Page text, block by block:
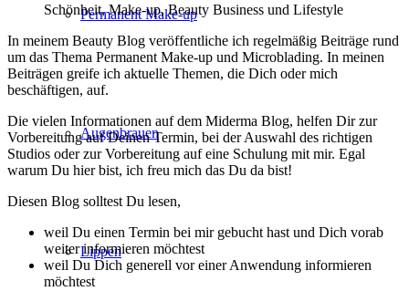
Permanent Make-up
Augenbrauen
Lippen
Schönheit, Make-up, Beauty Business und Lifestyle
In meinem Beauty Blog veröffentliche ich regelmäßig Beiträge rund
um das Thema Permanent Make-up und Microblading. In meinen
Beiträgen greife ich aktuelle Themen, die Dich oder mich
beschäftigen, auf.
Die vielen Informationen auf dem Miderma Blog, helfen Dir zur
Vorbereitung auf Deinen Termin, bei der Auswahl des richtigen
Studios oder zur Vorbereitung auf eine Schulung mit mir. Egal
warum Du hier bist, ich freu mich das Du da bist!
Diesen Blog solltest Du lesen,
weil Du einen Termin bei mir gebucht hast und Dich vorab
weiter informieren möchtest
weil Du Dich generell vor einer Anwendung informieren
möchtest